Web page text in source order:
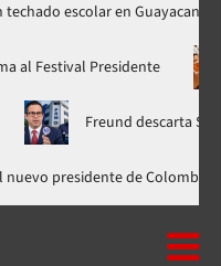
en Guayacanal
se suma al Festival
Freund descarta Secretaría
del nuevo presidente